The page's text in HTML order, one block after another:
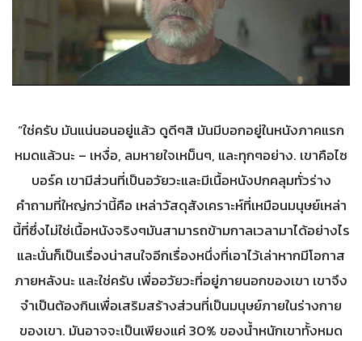
“ใช่ครับ มันแน่นอนอยู่แล้ว ดูดีๆสิ มันมีบอกอยู่ในหนังภาคแรก
หมดแล้วนะ – เหงื่อ, ลมหายใจเหม็นๆ, และทุกๆอย่าง. เขาคือไซ
บอร์ค เขามีส่วนที่เป็นอวัยวะและมีเนื้อหนังปกคลุมทั่วร่าง
คำถามที่ใหญ่กว่านี้คือ เหล่าวัสดุสังเคราะห์ที่เหมือนมนุษย์เหล่า
นี้ที่ซึ่งไม่ใช่เนื้อหนังจริงๆมันสามารถข้ามกาลเวลามาได้อย่างไร
และนั่นก็เป็นเรื่องน่าสนใจอีกเรื่องหนึ่งที่เอาไว้เล่าหากมีโอกาส
ภายหลังนะ และใช่ครับ เพื่ออวัยวะที่อยู่ภายนอกของเขา เขาจึง
จำเป็นต้องกินเพื่อเสริมสร้างส่วนที่เป็นมนุษย์ภายในร่างกาย
ของเขา. มันอาจจะเป็นเพียงแค่ 30% ของน้ำหนักเขาทั้งหมด